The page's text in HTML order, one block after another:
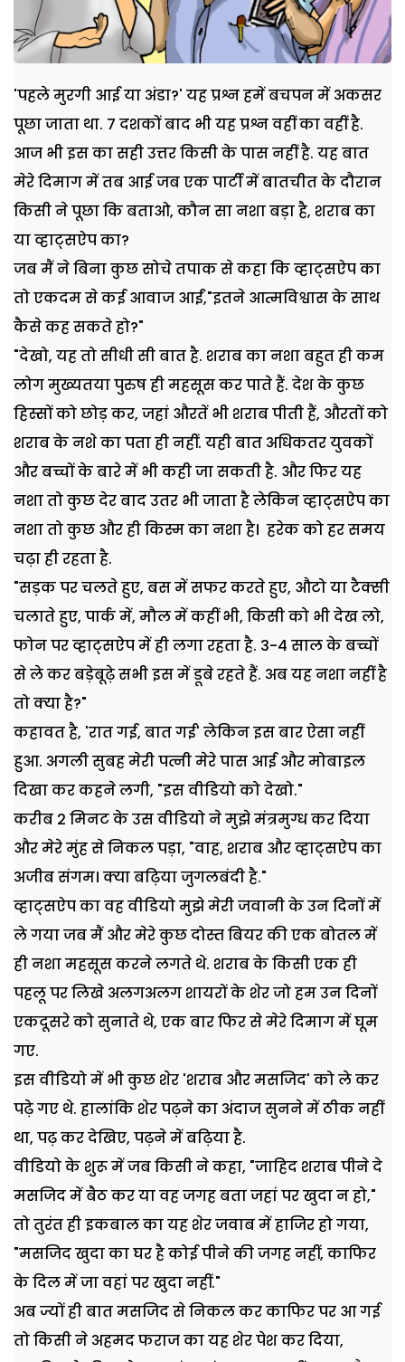
'पहले मुरगी आई या अंडा?' यह प्रश्न हमें बचपन में अकसर
पूछा जाता था. 7 दशकों बाद भी यह प्रश्न वहीं का वहीं है.
आज भी इस का सही उत्तर किसी के पास नहीं है. यह बात
मेरे दिमाग में तब आई जब एक पार्टी में बातचीत के दौरान
किसी ने पूछा कि बताओ, कौन सा नशा बड़ा है, शराब का
या व्हाट्सऐप का?
जब मैं ने बिना कुछ सोचे तपाक से कहा कि व्हाट्सऐप का
तो एकदम से कई आवाज आईं,"इतने आत्मविश्वास के साथ
कैसे कह सकते हो?"
"देखो, यह तो सीधी सी बात है. शराब का नशा बहुत ही कम
लोग मुख्यतया पुरुष ही महसूस कर पाते हैं. देश के कुछ
हिस्सों को छोड़ कर, जहां औरतें भी शराब पीती हैं, औरतों को
शराब के नशे का पता ही नहीं. यही बात अधिकतर युवकों
और बच्चों के बारे में भी कही जा सकती है. और फिर यह
नशा तो कुछ देर बाद उतर भी जाता है लेकिन व्हाट्सऐप का
नशा तो कुछ और ही किस्म का नशा है। हरेक को हर समय
चढ़ा ही रहता है.
"सड़क पर चलते हुए, बस में सफर करते हुए, औटो या टैक्सी
चलाते हुए, पार्क में, मौल में कहीं भी, किसी को भी देख लो,
फोन पर व्हाट्सऐप में ही लगा रहता है. 3-4 साल के बच्चों
से ले कर बड़ेबूढ़े सभी इस में डूबे रहते हैं. अब यह नशा नहीं है
तो क्या है?"
कहावत है, 'रात गई, बात गई' लेकिन इस बार ऐसा नहीं
हुआ. अगली सुबह मेरी पत्नी मेरे पास आई और मोबाइल
दिखा कर कहने लगी, "इस वीडियो को देखो."
करीब 2 मिनट के उस वीडियो ने मुझे मंत्रमुग्ध कर दिया
और मेरे मुंह से निकल पड़ा, "वाह, शराब और व्हाट्सऐप का
अजीब संगम। क्या बढ़िया जुगलबंदी है."
व्हाट्सऐप का वह वीडियो मुझे मेरी जवानी के उन दिनों में
ले गया जब मैं और मेरे कुछ दोस्त बियर की एक बोतल में
ही नशा महसूस करने लगते थे. शराब के किसी एक ही
पहलू पर लिखे अलगअलग शायरों के शेर जो हम उन दिनों
एकदूसरे को सुनाते थे, एक बार फिर से मेरे दिमाग में घूम
गए.
इस वीडियो में भी कुछ शेर 'शराब और मसजिद' को ले कर
पढ़े गए थे. हालांकि शेर पढ़ने का अंदाज सुनने में ठीक नहीं
था, पढ़ कर देखिए, पढ़ने में बढ़िया है.
वीडियो के शुरू में जब किसी ने कहा, "जाहिद शराब पीने दे
मसजिद में बैठ कर या वह जगह बता जहां पर खुदा न हो,"
तो तुरंत ही इकबाल का यह शेर जवाब में हाजिर हो गया,
"मसजिद खुदा का घर है कोई पीने की जगह नहीं, काफिर
के दिल में जा वहां पर खुदा नहीं."
अब ज्यों ही बात मसजिद से निकल कर काफिर पर आ गई
तो किसी ने अहमद फराज का यह शेर पेश कर दिया,